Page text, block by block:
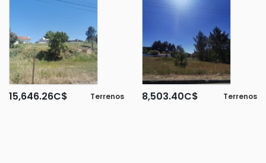
15,646.26C$ Terrenos 8,503.40C$ Terrenos